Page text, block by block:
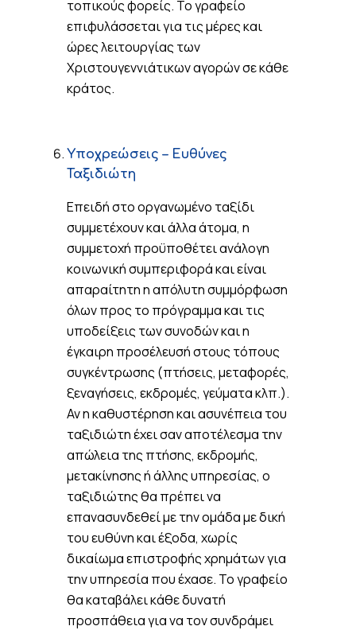
τοπικούς φορείς. Το γραφείο
επιφυλάσσεται για τις μέρες και
ώρες λειτουργίας των
Χριστουγεννιάτικων αγορών σε κάθε
κράτος.
Υποχρεώσεις – Ευθύνες
Ταξιδιώτη
Επειδή στο οργανωμένο ταξίδι
συμμετέχουν και άλλα άτομα, η
συμμετοχή προϋποθέτει ανάλογη
κοινωνική συμπεριφορά και είναι
απαραίτητη η απόλυτη συμμόρφωση
όλων προς το πρόγραμμα και τις
υποδείξεις των συνοδών και η
έγκαιρη προσέλευσή στους τόπους
συγκέντρωσης (πτήσεις, μεταφορές,
ξεναγήσεις, εκδρομές, γεύματα κλπ.).
Αν η καθυστέρηση και ασυνέπεια του
ταξιδιώτη έχει σαν αποτέλεσμα την
απώλεια της πτήσης, εκδρομής,
μετακίνησης ή άλλης υπηρεσίας, ο
ταξιδιώτης θα πρέπει να
επανασυνδεθεί με την ομάδα με δική
του ευθύνη και έξοδα, χωρίς
δικαίωμα επιστροφής χρημάτων για
την υπηρεσία που έχασε. Το γραφείο
θα καταβάλει κάθε δυνατή
προσπάθεια για να τον συνδράμει